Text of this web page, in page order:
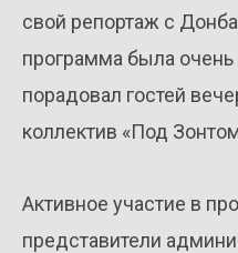
свой репортаж с
программа была
порадовал гостей
коллектив «Под
Активное участие в
представители